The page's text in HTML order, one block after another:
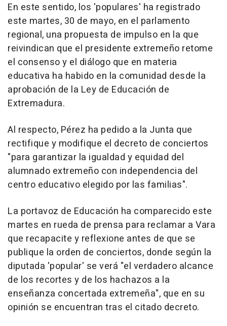
En este sentido, los 'populares' ha registrado
este martes, 30 de mayo, en el parlamento
regional, una propuesta de impulso en la que
reivindican que el presidente extremeño retome
el consenso y el diálogo que en materia
educativa ha habido en la comunidad desde la
aprobación de la Ley de Educación de
Extremadura.
Al respecto, Pérez ha pedido a la Junta que
rectifique y modifique el decreto de conciertos
"para garantizar la igualdad y equidad del
alumnado extremeño con independencia del
centro educativo elegido por las familias".
La portavoz de Educación ha comparecido este
martes en rueda de prensa para reclamar a Vara
que recapacite y reflexione antes de que se
publique la orden de conciertos, donde según la
diputada 'popular' se verá "el verdadero alcance
de los recortes y de los hachazos a la
enseñanza concertada extremeña", que en su
opinión se encuentran tras el citado decreto.